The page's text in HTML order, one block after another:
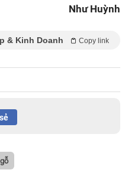
Như Huỳnh
& Kinh Doanh Copy link